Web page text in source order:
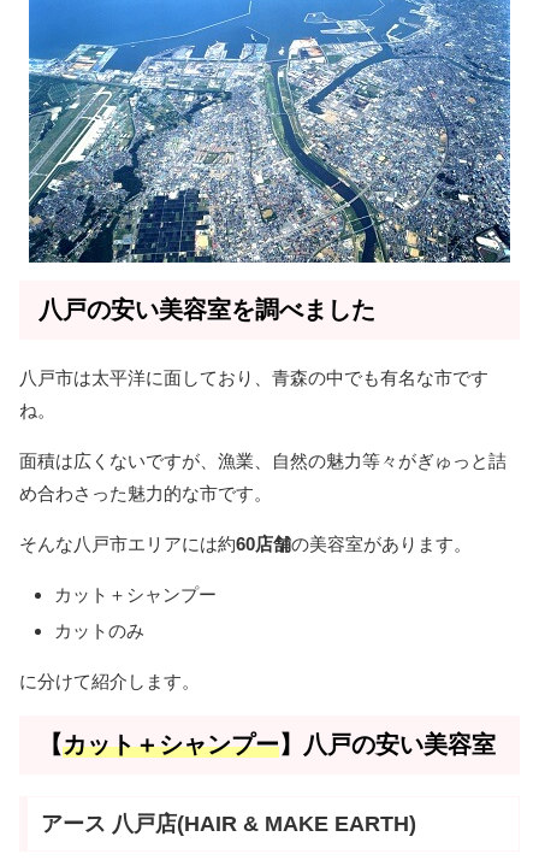
八戸の安い美容室を調べました
八戸市は太平洋に面しており、青森の中でも有名な市です
ね。
面積は広くないですが、漁業、自然の魅力等々がぎゅっと詰
め合わさった魅力的な市です。
そんな八戸市エリアには約60店舗の美容室があります。
カット＋シャンプー
カットのみ
に分けて紹介します。
【カット＋シャンプー】八戸の安い美容室
アース 八戸店(HAIR & MAKE EARTH)